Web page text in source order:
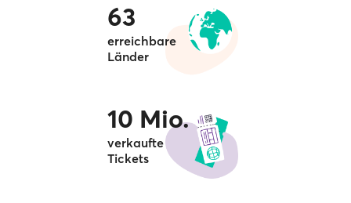
63
erreichbare
Länder
10 Mio.
verkaufte
Tickets